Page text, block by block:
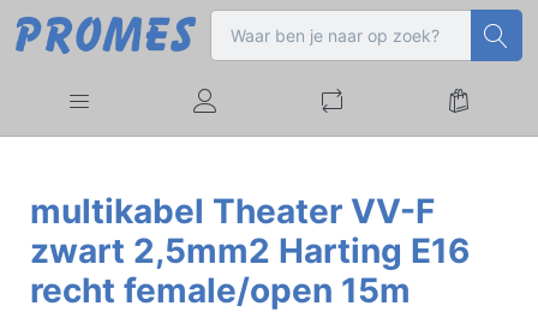
multikabel Theater VV-F
zwart 2,5mm2 Harting E16
recht female/open 15m